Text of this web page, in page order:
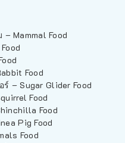
Mammal Food
Food
ร์ – Sugar Glider Food
Food
Food
Pig Food
Food